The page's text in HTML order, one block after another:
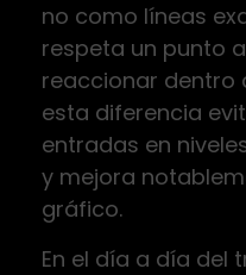
no como líneas
respeta un punto
reaccionar dentro
esta diferencia
entradas en
y mejora
gráfico.
En el día a día del